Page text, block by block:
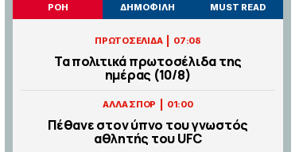
ΡΟΗ ΔΗΜΟΦΙΛΗ MUST READ
ΠΡΩΤΟΣΕΛΙΔΑ 07:08
Τα πολιτικά πρωτοσέλιδα της
ημέρας (10/8)
ΑΛΛΑ ΣΠΟΡ 01:00
Πέθανε στον ύπνο του γνωστός
αθλητής του UFC